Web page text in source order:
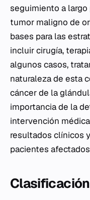
seguimiento a largo
tumor maligno de
bases para las
incluir cirugía,
algunos casos,
naturaleza de esta
cáncer de la
importancia de la
intervención
resultados clínicos
pacientes